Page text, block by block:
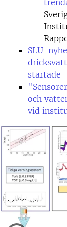
SLU-
startade
och
vid